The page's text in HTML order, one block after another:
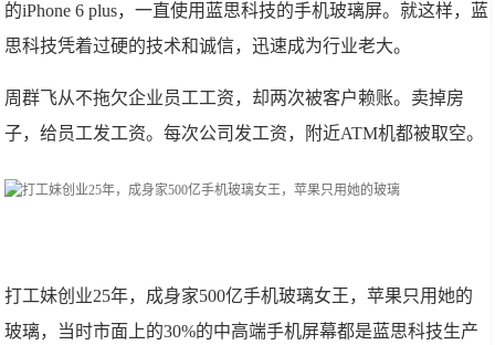
的iPhone 6 plus，一直使用蓝思科技的手机玻璃屏。就这样，蓝
思科技凭着过硬的技术和诚信，迅速成为行业老大。
周群飞从不拖欠企业员工工资，却两次被客户赖账。卖掉房
子，给员工发工资。每次公司发工资，附近ATM机都被取空。
打工妹创业25年，成身家500亿手机玻璃女王，苹果只用她的
玻璃，当时市面上的30%的中高端手机屏幕都是蓝思科技生产